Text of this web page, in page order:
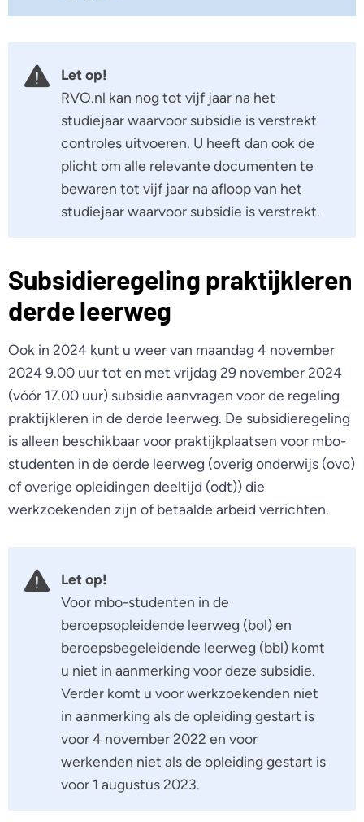
Let op!
RVO.nl kan nog tot vijf jaar na het
studiejaar waarvoor subsidie is verstrekt
controles uitvoeren. U heeft dan ook de
plicht om alle relevante documenten te
bewaren tot vijf jaar na afloop van het
studiejaar waarvoor subsidie is verstrekt.
Subsidieregeling praktijkleren
derde leerweg
Ook in 2024 kunt u weer van maandag 4 november
2024 9.00 uur tot en met vrijdag 29 november 2024
(vóór 17.00 uur) subsidie aanvragen voor de regeling
praktijkleren in de derde leerweg. De subsidieregeling
is alleen beschikbaar voor praktijkplaatsen voor mbo-
studenten in de derde leerweg (overig onderwijs (ovo)
of overige opleidingen deeltijd (odt)) die
werkzoekenden zijn of betaalde arbeid verrichten.
Let op!
Voor mbo-studenten in de
beroepsopleidende leerweg (bol) en
beroepsbegeleidende leerweg (bbl) komt
u niet in aanmerking voor deze subsidie.
Verder komt u voor werkzoekenden niet
in aanmerking als de opleiding gestart is
voor 4 november 2022 en voor
werkenden niet als de opleiding gestart is
voor 1 augustus 2023.